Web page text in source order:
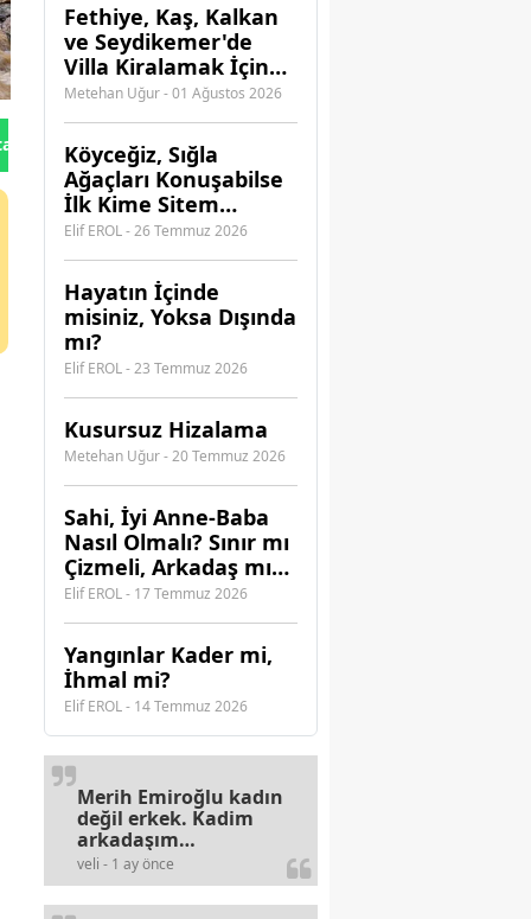
Gönder
Fethiye, Kaş, Kalkan
ve Seydikemer'de
Villa Kiralamak İçin
Hangi Acenteye
Güvenebilirsiniz?
Metehan Uğur - 01 Ağustos 2026
Köyceğiz, Sığla
Ağaçları Konuşabilse
İlk Kime Sitem
Ederdi?
Elif EROL - 26 Temmuz 2026
Hayatın İçinde
misiniz, Yoksa Dışında
mı?
Elif EROL - 23 Temmuz 2026
Kusursuz Hizalama
Metehan Uğur - 20 Temmuz 2026
​Sahi, İyi Anne-Baba
Nasıl Olmalı? Sınır mı
Çizmeli, Arkadaş mı
Olmalı?
Elif EROL - 17 Temmuz 2026
Yangınlar Kader mi,
İhmal mi?
Elif EROL - 14 Temmuz 2026
veli - 1 ay önce
Merih Emiroğlu kadın
değil erkek. Kadim
arkadaşım
haberinizdeki hataya
gayb den
gülümsüyordur.